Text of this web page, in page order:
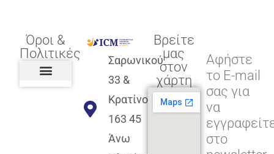
Όροι &
Πολιτικές
Σαρωνικού
33 &
Κρατίνου
163 45
Άνω
Βρείτε
μας
στον
χάρτη
Αφήστε
το E-mail
σας για
να
στο